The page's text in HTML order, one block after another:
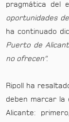
pragmática del
oportunidades
ha continuado
Puerto de
no ofrecen”.
Ripoll ha
deben marcar
Alicante: